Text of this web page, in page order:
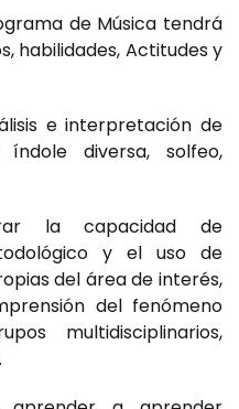
de Música tendrá
habilidades, Actitudes y
e interpretación de
diversa, solfeo,
la capacidad de
y el uso de
del área de interés,
del fenómeno
multidisciplinarios,